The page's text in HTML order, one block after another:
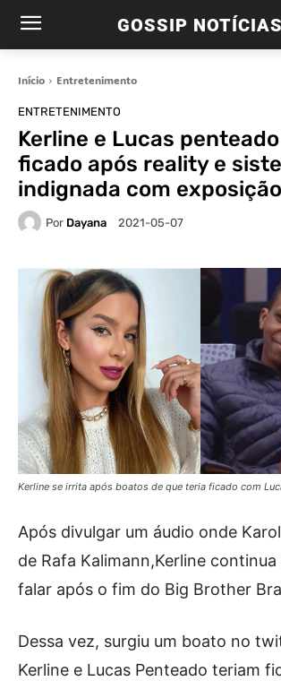
GOSSIP NOTÍCIAS
Início Entretenimento
ENTRETENIMENTO
Kerline e Lucas
ficado após reality e
indignada com exposição
Por Dayana 2021-05-07
Kerline se irrita após boatos de que teria ficado com
Após divulgar um áudio onde
de Rafa Kalimann,Kerline
falar após o fim do Big Brother
Dessa vez, surgiu um boato no
Kerline e Lucas Penteado teriam